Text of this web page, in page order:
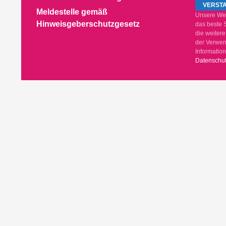
Meldestelle gemäß
Hinweisgeberschutzgesetz
Unsere
das beste
die
der